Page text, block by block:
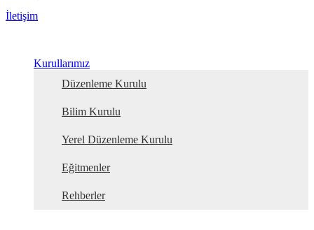
İletişim
Kurullarımız
Düzenleme Kurulu
Bilim Kurulu
Yerel Düzenleme Kurulu
Eğitmenler
Rehberler